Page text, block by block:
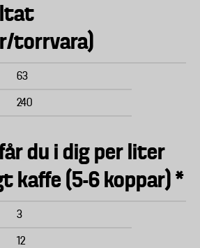
torrvara)
63
240
du i dig per liter
kaffe (5-6 koppar) *
3
12